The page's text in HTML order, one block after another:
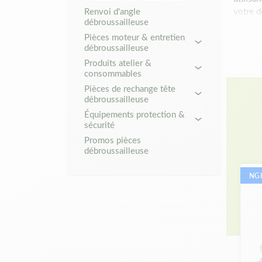
Renvoi d'angle
débroussailleuse
Pièces moteur & entretien
débroussailleuse
Produits atelier &
consommables
Pièces de rechange tête
débroussailleuse
Équipements protection &
sécurité
Promos pièces
débroussailleuse
votre
Une